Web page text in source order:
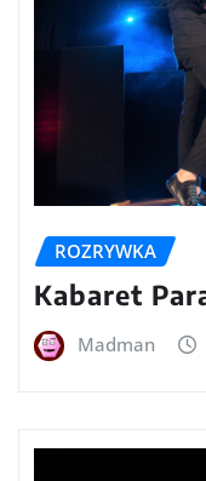
ROZRYWKA
Kabaret
Madman